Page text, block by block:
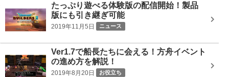
たっぷり遊べる体験版の配信開始！製品
版にも引き継ぎ可能
2019年11月5日 ニュース
Ver1.7で船長たちに会える！方舟イベント
の進め方を解説！
2019年8月20日 お役立ち